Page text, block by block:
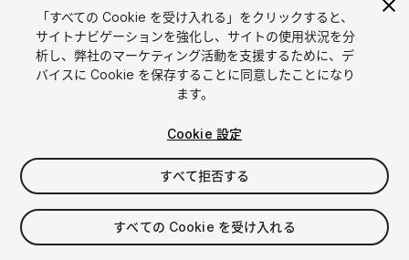
1 /4
$7.99
消費税は決済時に計算されます
「すべての Cookie を受け入れる」をクリックすると、
サイトナビゲーションを強化し、サイトの使用状況を分
析し、弊社のマーケティング活動を支援するために、デ
バイスに Cookie を保存することに同意したことになり
ます。
Cookie 設定
すべて拒否する
すべての Cookie を受け入れる